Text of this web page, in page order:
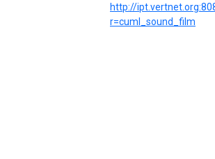
http://
r=cuml_sound_film